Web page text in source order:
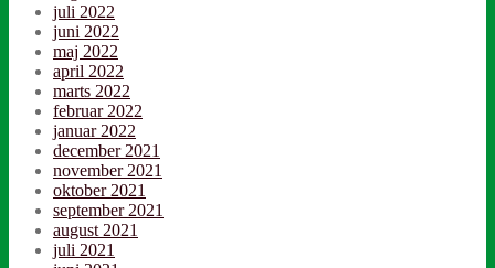
juli 2022
juni 2022
maj 2022
april 2022
marts 2022
februar 2022
januar 2022
december 2021
november 2021
oktober 2021
september 2021
august 2021
juli 2021